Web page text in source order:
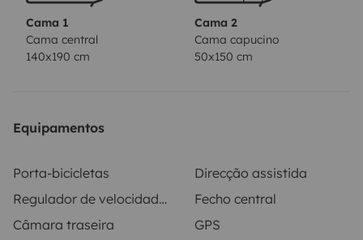
Dispongo de camping gas, mesa y sillas para exterior.
Oscurecedores para todas las ventanas.
Cama 1
Cama central
140x190 cm
Cama 2
Cama capucino
50x150 cm
Equipamentos
Porta-bicicletas
Direcção assistida
Regulador de velocidade / Cruise Control
Fecho central
Câmara traseira
GPS